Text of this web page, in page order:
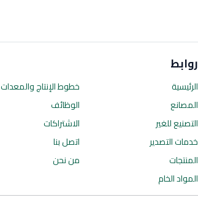
روابط
الرئيسية
المصانع
التصنيع للغير
خدمات التصدير
المنتجات
المواد الخام
خطوط الإنتاجوالمعدات
الوظائف
الاشتراكات
اتصل بنا
من نحن